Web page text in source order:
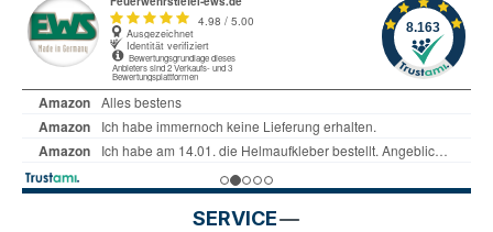
SERVICE